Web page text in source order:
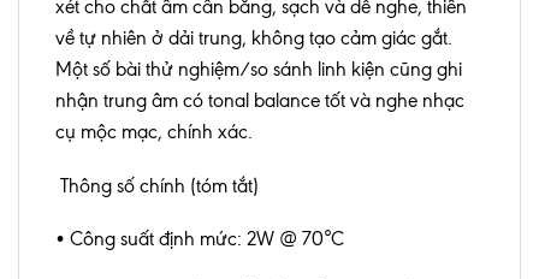
xét cho chất âm cân bằng, sạch và dễ nghe, thiên
về tự nhiên ở dải trung, không tạo cảm giác gắt.
Một số bài thử nghiệm/so sánh linh kiện cũng ghi
nhận trung âm có tonal balance tốt và nghe nhạc
cụ mộc mạc, chính xác.
Thông số chính (tóm tắt)
• Công suất định mức: 2W @ 70°C